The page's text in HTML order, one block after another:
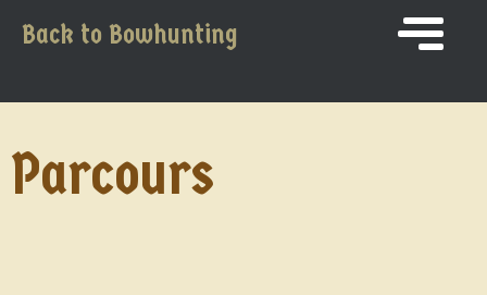
Back to Bowhunting
Parcours